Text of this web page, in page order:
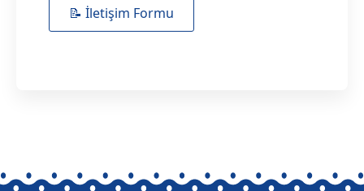
📝 İletişim Formu